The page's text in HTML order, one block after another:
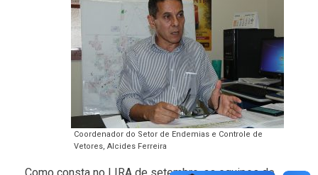
Coordenador do Setor de Endemias e Controle de
Vetores, Alcides Ferreira